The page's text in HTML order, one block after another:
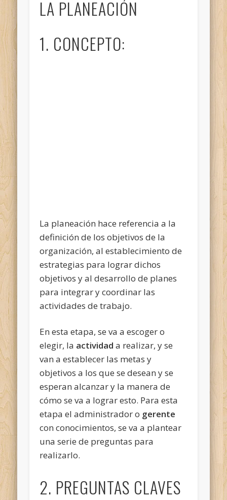
LA PLANEACIÓN
1. CONCEPTO:
La planeación hace referencia a la
definición de los objetivos de la
organización, al establecimiento de
estrategias para lograr dichos
objetivos y al desarrollo de planes
para integrar y coordinar las
actividades de trabajo.
En esta etapa, se va a escoger o
elegir, la actividad a realizar, y se
van a establecer las metas y
objetivos a los que se desean y se
esperan alcanzar y la manera de
cómo se va a lograr esto. Para esta
etapa el administrador o gerente
con conocimientos, se va a plantear
una serie de preguntas para
realizarlo.
2. PREGUNTAS CLAVES